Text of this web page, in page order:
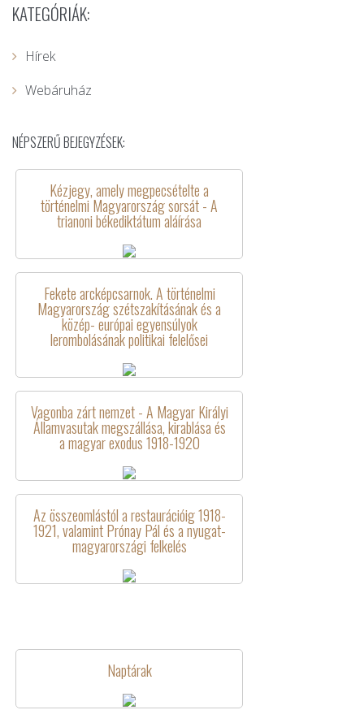
KATEGÓRIÁK:
Hírek
Webáruház
NÉPSZERŰ BEJEGYZÉSEK:
Kézjegy, amely megpecsételte a
történelmi Magyarország sorsát - A
trianoni békediktátum aláírása
Fekete arcképcsarnok. A történelmi
Magyarország szétszakításának és a
közép- európai egyensúlyok
lerombolásának politikai felelősei
Vagonba zárt nemzet - A Magyar Királyi
Államvasutak megszállása, kirablása és
a magyar exodus 1918-1920
Az összeomlástól a restaurációig 1918-
1921, valamint Prónay Pál és a nyugat-
magyarországi felkelés
Naptárak